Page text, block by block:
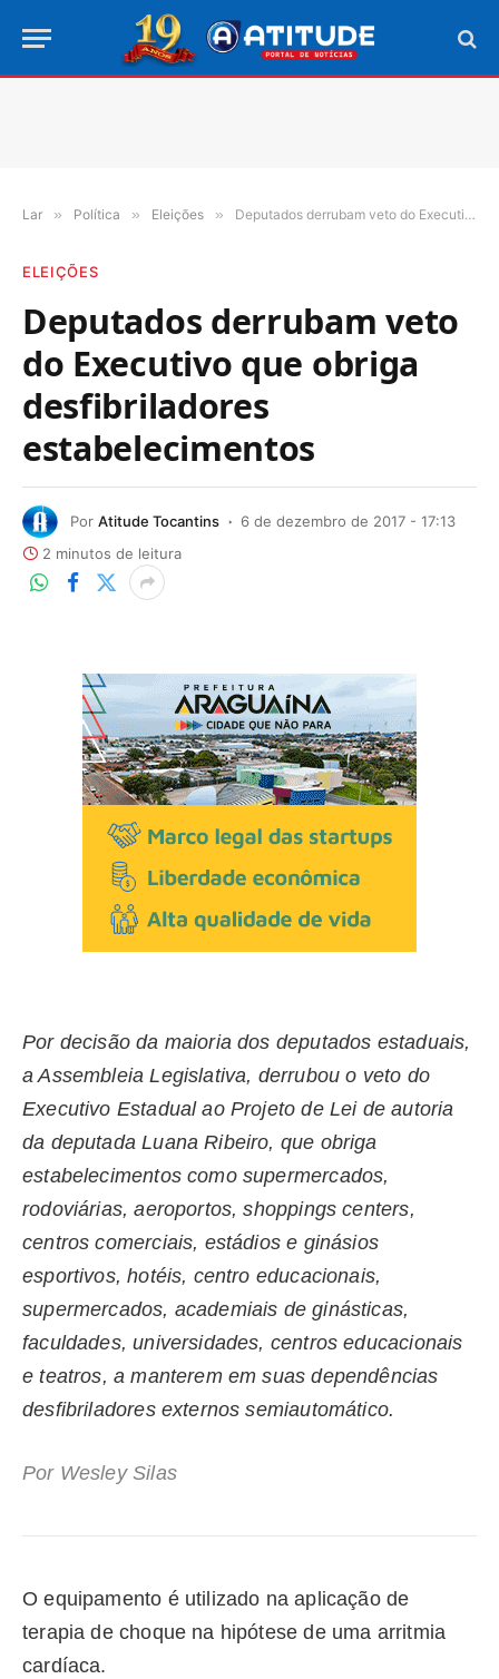
Lar » Política » Eleições » Deputados derrubam veto do Executivo que obriga desfibriladores estabelecimentos
ELEIÇÕES
Deputados derrubam veto
do Executivo que obriga
desfibriladores
estabelecimentos
Por Atitude Tocantins
6 de dezembro de 2017 - 17:13
2 minutos de leitura
Por decisão da maioria dos deputados estaduais,
a Assembleia Legislativa, derrubou o veto do
Executivo Estadual ao Projeto de Lei de autoria
da deputada Luana Ribeiro, que obriga
estabelecimentos como supermercados,
rodoviárias, aeroportos, shoppings centers,
centros comerciais, estádios e ginásios
esportivos, hotéis, centro educacionais,
supermercados, academiais de ginásticas,
faculdades, universidades, centros educacionais
e teatros, a manterem em suas dependências
desfibriladores externos semiautomático.
Por Wesley Silas
O equipamento é utilizado na aplicação de
terapia de choque na hipótese de uma arritmia
cardíaca.